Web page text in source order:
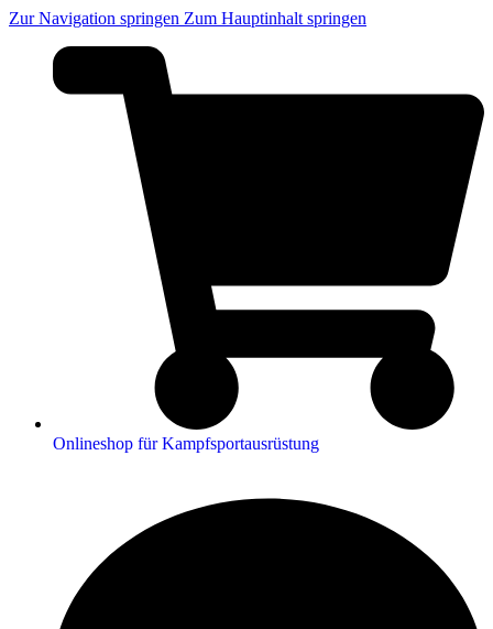
Zur Navigation springen Zum Hauptinhalt springen
Onlineshop für Kampfsportausrüstung